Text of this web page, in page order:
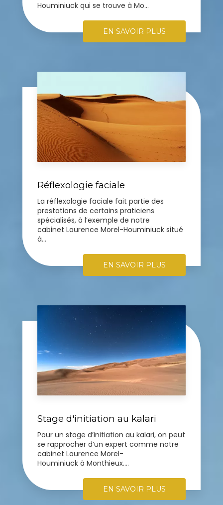
Houminiuck qui se trouve à Mo...
EN SAVOIR PLUS
Réflexologie faciale
La réflexologie faciale fait partie des
prestations de certains praticiens
spécialisés, à l’exemple de notre
cabinet Laurence Morel-Houminiuck situé
à...
EN SAVOIR PLUS
Stage d'initiation au kalari
Pour un stage d’initiation au kalari, on peut
se rapprocher d’un expert comme notre
cabinet Laurence Morel-
Houminiuck à Monthieux....
EN SAVOIR PLUS